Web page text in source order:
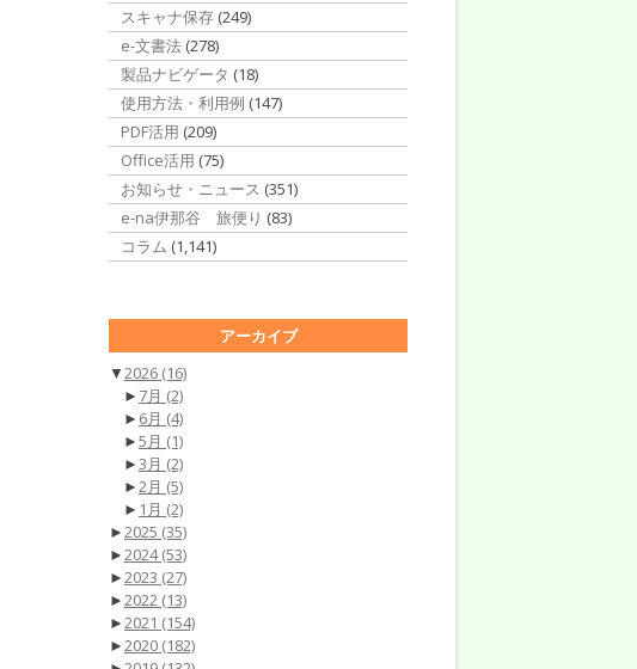
スキャナ保存 (249)
e-文書法 (278)
製品ナビゲータ (18)
使用方法・利用例 (147)
PDF活用 (209)
Office活用 (75)
お知らせ・ニュース (351)
e-na伊那谷 旅便り (83)
コラム (1,141)
アーカイブ
▼2026 (16)
► 7月 (2)
► 6月 (4)
►5月 (1)
►3月 (2)
►2月 (5)
► 1月 (2)
►2025 (35)
►2024(53)
►2023 (27)
►2022 (13)
►2021 (154)
►2020 (182)